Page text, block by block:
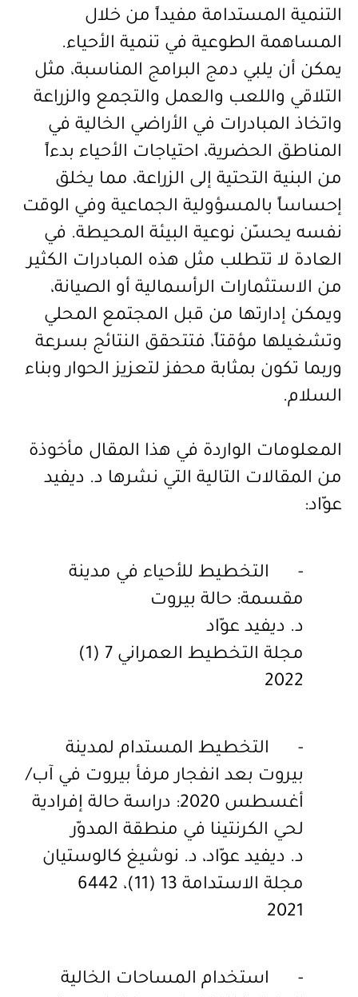
التنمية المستدامة مفيداً من خلال
المساهمة الطوعية في تنمية الأحياء.
يمكن أن يلبي دمج البرامج المناسبة، مثل
التلاقي واللعب والعمل والتجمع والزراعة
واتخاذ المبادرات في الأراضي الخالية في
المناطق الحضرية، احتياجات الأحياء بدءاً
من البنية التحتية إلى الزراعة، مما يخلق
إحساساً بالمسؤولية الجماعية وفي الوقت
نفسه يحسّن نوعية البيئة المحيطة. في
العادة لا تتطلب مثل هذه المبادرات الكثير
من الاستثمارات الرأسمالية أو الصيانة،
ويمكن إدارتها من قبل المجتمع المحلي
وتشغيلها مؤقتاً، فتتحقق النتائج بسرعة
وربما تكون بمثابة محفز لتعزيز الحوار وبناء
السلام.
المعلومات الواردة في هذا المقال مأخوذة
من المقالات التالية التي نشرها د. ديفيد
عوّاد:
- التخطيط للأحياء في مدينة
مقسمة: حالة بيروت
د. ديفيد عوّاد
مجلة التخطيط العمراني 7 (1)
2022
- التخطيط المستدام لمدينة
بيروت بعد انفجار مرفأ بيروت في آب/
أغسطس 2020: دراسة حالة إفرادية
لحي الكرنتينا في منطقة المدوّر
د. ديفيد عوّاد، د. نوشيغ كالوستيان
مجلة الاستدامة 13 (11)، 6442
2021
- استخدام المساحات الخالية